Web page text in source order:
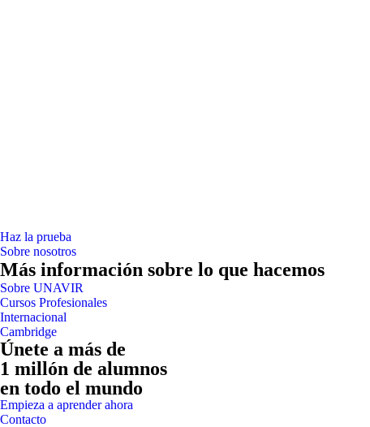
Haz la prueba
Sobre nosotros
Más información sobre lo que hacemos
Sobre UNAVIR
Cursos Profesionales
Internacional
Cambridge
Únete a más de
1 millón de alumnos
en todo el mundo
Empieza a aprender ahora
Contacto